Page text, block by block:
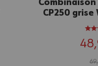
CP250 grise